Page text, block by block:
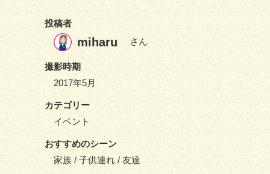
投稿者
miharu さん
撮影時期
2017年5月
カテゴリー
イベント
おすすめのシーン
家族 / 子供連れ / 友達